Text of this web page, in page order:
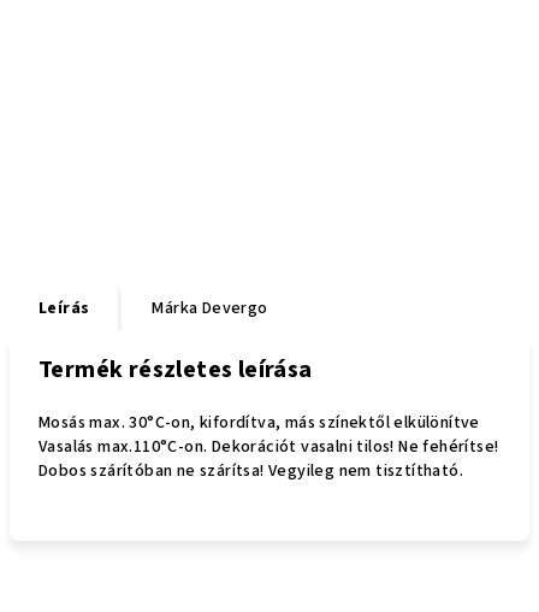
Leírás Márka Devergo
Termék részletes leírása
Mosás max. 30°C-on, kifordítva, más színektől elkülönítve
Vasalás max.110°C-on. Dekorációt vasalni tilos! Ne fehérítse!
Dobos szárítóban ne szárítsa! Vegyileg nem tisztítható.